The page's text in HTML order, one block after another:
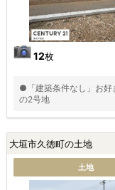
12枚
●「建築条件なし」お
の2号地
大垣市久徳町の土地
土地